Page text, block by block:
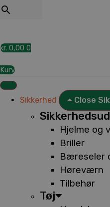
kr. 0,00 0
Kurv
Sikkerhed Close
Hjelme og
Briller
Bæreseler
Høreværn
Tilbehør
Tøj